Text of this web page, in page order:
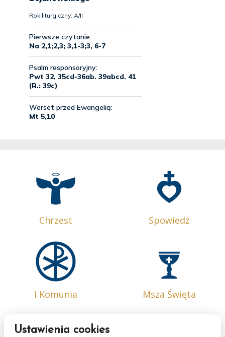
Chrzest Spowiedź
I Komunia Msza Święta
Ustawienia cookies